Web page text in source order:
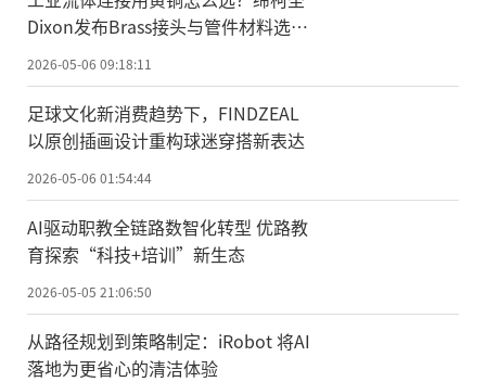
Dixon发布Brass接头与管件材料选型
指南
2026-05-06 09:18:11
足球文化新消费趋势下，FINDZEAL
以原创插画设计重构球迷穿搭新表达
2026-05-06 01:54:44
AI驱动职教全链路数智化转型 优路教
育探索“科技+培训”新生态
2026-05-05 21:06:50
​从路径规划到策略制定：iRobot 将AI
落地为更省心的清洁体验